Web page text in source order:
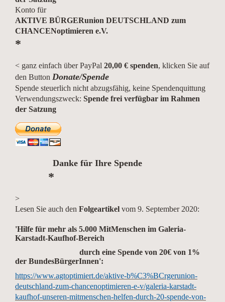
Konto für
AKTIVE BÜRGERunion DEUTSCHLAND zum
CHANCENoptimieren e.V.
*
< ganz einfach über PayPal 20,00 € spenden, klicken Sie auf
den Button Donate/Spende
Spende steuerlich nicht abzugsfähig, keine Spendenquittung
Verwendungszweck: Spende frei verfügbar im Rahmen
der Satzung
Danke für Ihre Spende
*
>
Lesen Sie auch den Folgeartikel vom 9. September 2020:
'Hilfe für mehr als 5.000 MitMenschen im Galeria-
Karstadt-Kaufhof-Bereich
durch eine Spende von 20€ von 1%
der BundesBürgerInnen':
https://www.agtoptimiert.de/aktive-b%C3%BCrgerunion-
deutschland-zum-chancenoptimieren-e-v/galeria-karstadt-
kaufhof-unseren-mitmenschen-helfen-durch-20-spende-von-